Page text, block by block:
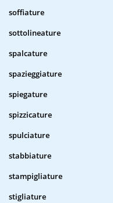
soffiature
sottolineature
spalcature
spazieggiature
spiegature
spizzicature
spulciature
stabbiature
stampigliature
stigliature